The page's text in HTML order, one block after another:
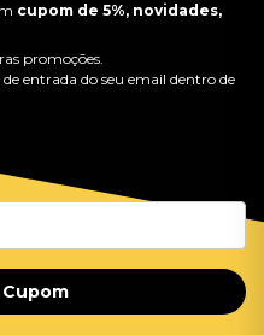
cupom de 5%, novidades,
promoções.
entrada do seu email dentro de